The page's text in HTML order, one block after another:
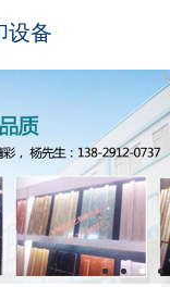
设备